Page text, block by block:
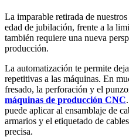
La imparable retirada de
edad de jubilación, frente a la
también requiere una nueva
producción.
La automatización te permite
repetitivas a las máquinas. En
fresado, la perforación y el
máquinas de producción CNC
puede aplicar al ensamblaje de
armarios y el etiquetado de
precisa.